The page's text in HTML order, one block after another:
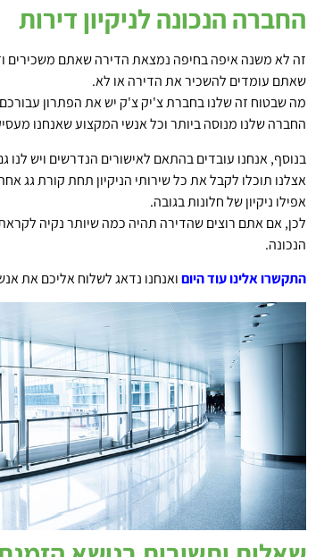
החברה הנכונה לניקיון דירות
זה לא משנה איפה בחיפה נמצאת הדירה שאתם משכירים
שאתם עומדים להשכיר את הדירה או לא.
מה שבטוח זה שלנו בחברת צ'יק צ'ק יש את הפתרון
החברה שלנו מנוסה ביותר וכל אנשי המקצוע שאנחנו
בנוסף, אנחנו עובדים בהתאם לאישורים הנדרשים ויש לנו
אצלנו תוכלו לקבל את כל שירותי הניקיון תחת קורת גג
אפילו ניקיון של חלונות בגובה.
לכן, אם אתם רוצים שהדירה תהיה כמה שיותר נקיה
הנכונה.
התקשרו אלינו עוד היוםואנחנו נדאג לשלוח אליכם את